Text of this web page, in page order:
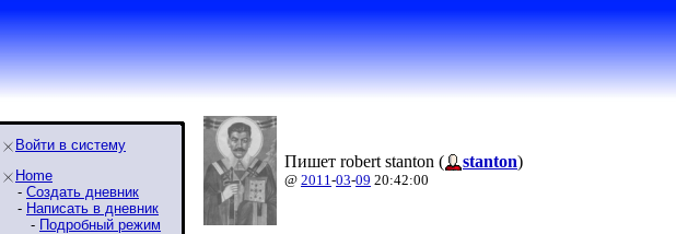
Войти в систему
Home
- Создать дневник
- Написать в дневник
- Подробный режим
Пишет robert stanton ( stanton)
@ 2011-03-09 20:42:00